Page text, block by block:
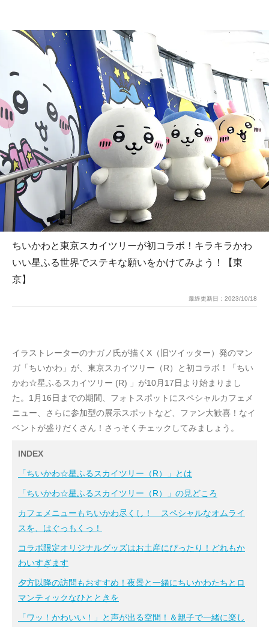
ちいかわと東京スカイツリーが初コラボ！キラキラかわ
いい星ふる世界でステキな願いをかけてみよう！【東
京】
最終更新日： 2023/10/18
イラストレーターのナガノ氏が描くX（旧ツイッター）発のマン
ガ「ちいかわ」が、東京スカイツリー（R）と初コラボ！「ちい
かわ☆星ふるスカイツリー (R) 」が10月17日より始まりまし
た。1月16日までの期間、フォトスポットにスペシャルカフェメ
ニュー、さらに参加型の展示スポットなど、ファン大歓喜！なイ
ベントが盛りだくさん！さっそくチェックしてみましょう。
INDEX
「ちいかわ☆星ふるスカイツリー（R）」とは
「ちいかわ☆星ふるスカイツリー（R）」の見どころ
カフェメニューもちいかわ尽くし！ スペシャルなオムライ
スを、はぐっもくっ！
コラボ限定オリジナルグッズはお土産にぴったり！どれもか
わいすぎます
夕方以降の訪問もおすすめ！夜景と一緒にちいかわたちとロ
マンティックなひとときを
「ワッ！かわいい！」と声が出る空間！＆親子で一緒に楽し